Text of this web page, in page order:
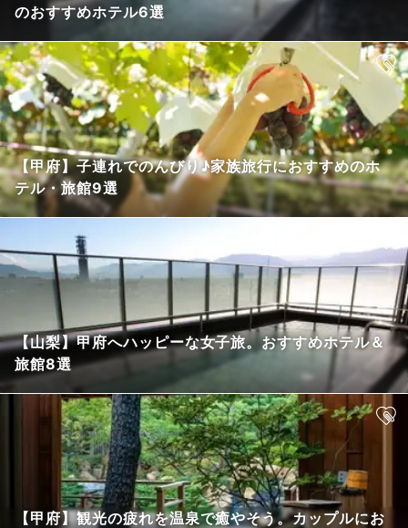
のおすすめホテル6選
【甲府】子連れでのんびり♪家族旅行におすすめのホ
テル・旅館9選
【山梨】甲府へハッピーな女子旅。おすすめホテル＆
旅館8選
【甲府】観光の疲れを温泉で癒やそう。カップルにお